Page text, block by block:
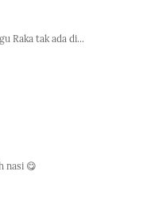
Raka tak ada di...
nasi 😋